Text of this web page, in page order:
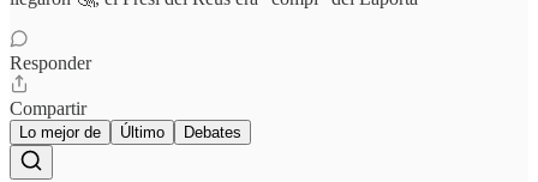
Responder
Compartir
Lo mejor de Último Debates